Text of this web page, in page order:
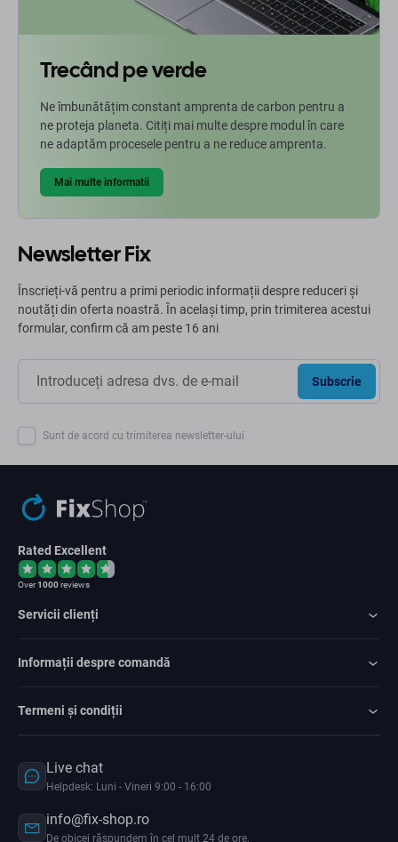
Trecând pe verde
Ne îmbunătățim constant amprenta de carbon pentru a
ne proteja planeta. Citiți mai multe despre modul în care
ne adaptăm procesele pentru a ne reduce amprenta.
Mai multe informatii
Newsletter Fix
Înscrieți-vă pentru a primi periodic informații despre reduceri și
noutăți din oferta noastră. În același timp, prin trimiterea acestui
formular, confirm că am peste 16 ani
Subscrie
Sunt de acord cu trimiterea newsletter-ului
Rated Excellent
Over1000reviews
Servicii clienți
Informații despre comandă
Termeni și condiții
Live chat
Helpdesk: Luni - Vineri 9:00 - 16:00
info@fix-shop.ro
De obicei răspundem în cel mult 24 de ore.